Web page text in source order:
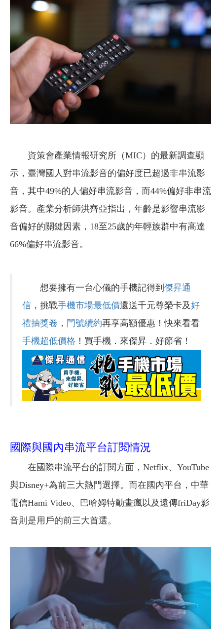
資策會產業情報研究所（MIC）的最新調查顯
示，臺灣國人對串流影音的偏好度已超過非串流影
音，其中49%的人偏好串流影音，而44%偏好非串流
影音。產業分析師洪齊亞指出，年齡是影響串流影
音偏好的關鍵因素，18至25歲的年輕族群中有高達
66%偏好串流影音。
想要擁有一台心儀的手機記得到 傑昇通
信 ，挑戰手機市場最低價還送千元尊榮卡及好
禮抽獎卷 ， 門號續約再享高額優惠！快來看看
手機超低價格 ！買手機．來傑昇．好節省！
國際與國內串流平台訂閱情況
在國際串流平台的訂閱方面，Netflix、YouTube
與Disney+為前三大熱門選擇。而在國內平台，中華
電信Hami Video、巴哈姆特動畫瘋以及遠傳friDay影
音則是用戶的前三大首選。